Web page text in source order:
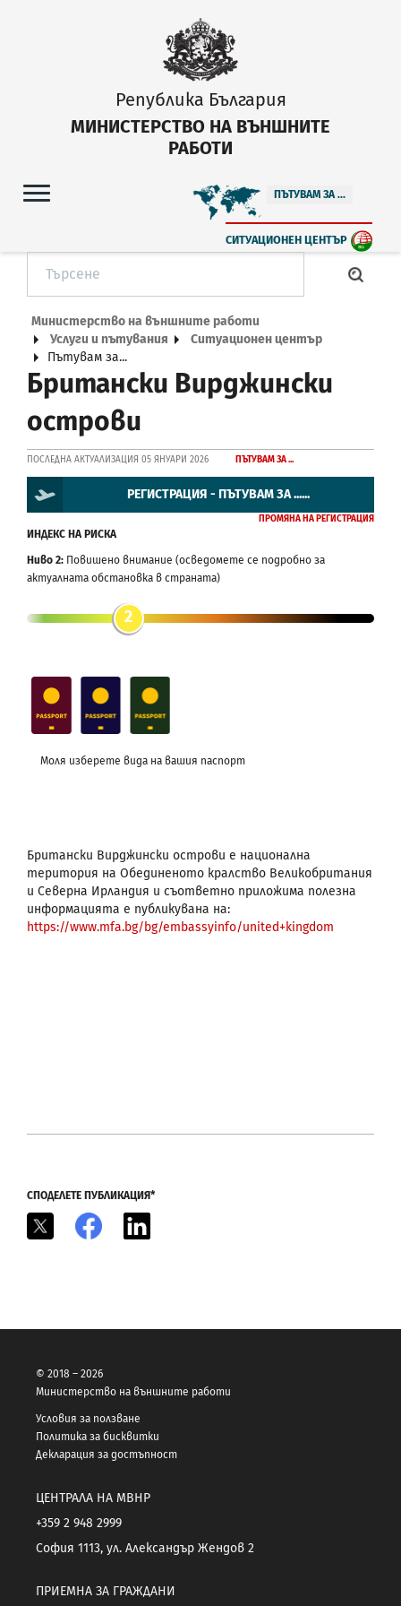
Република България
МИНИСТЕРСТВО НА ВЪНШНИТЕ
РАБОТИ
ПЪТУВАМ ЗА ...
СИТУАЦИОНЕН ЦЕНТЪР
Министерство на външните работи
Услуги и пътувания
Ситуационен център
Пътувам за...
Британски Вирджински
острови
ПОСЛЕДНА АКТУАЛИЗАЦИЯ 05 ЯНУАРИ 2026 ПЪТУВАМ ЗА ...
РЕГИСТРАЦИЯ - ПЪТУВАМ ЗА ......
ПРОМЯНА НА РЕГИСТРАЦИЯ
ИНДЕКС НА РИСКА
Ниво 2: Повишено внимание (осведомете се подробно за
актуалната обстановка в страната)
2
Моля изберете вида на вашия паспорт
Британски Вирджински острови е национална
територия на Обединеното кралство Великобритания
и Северна Ирландия и съответно приложима полезна
информацията е публикувана на:
https://www.mfa.bg/bg/embassyinfo/united+kingdom
СПОДЕЛЕТЕ ПУБЛИКАЦИЯ*
Facebook
© 2018 – 2026
Министерство на външните работи
Условия за ползване
Политика за бисквитки
Декларация за достъпност
ЦЕНТРАЛА НА МВНР
+359 2 948 2999
София 1113, ул. Александър Жендов 2
ПРИЕМНА ЗА ГРАЖДАНИ